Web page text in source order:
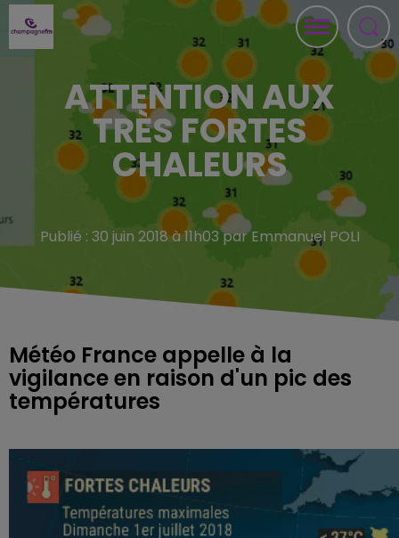
ATTENTION AUX
TRÈS FORTES
CHALEURS
Publié : 30 juin 2018 à 11h03 par Emmanuel POLI
Météo France appelle à la
vigilance en raison d'un pic des
températures